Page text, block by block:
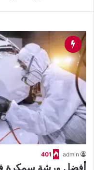
admin
401